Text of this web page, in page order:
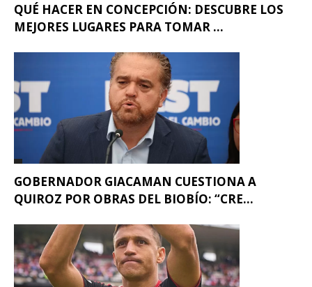
QUÉ HACER EN CONCEPCIÓN: DESCUBRE LOS
MEJORES LUGARES PARA TOMAR ...
GOBERNADOR GIACAMAN CUESTIONA A
QUIROZ POR OBRAS DEL BIOBÍO: “CRE...